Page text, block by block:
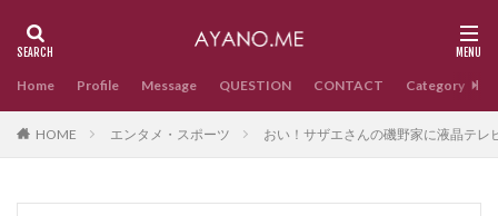
Home Profile Message QUESTION CONTACT Category
HOME エンタメ・スポーツ おい！サザエさんの磯野家に液晶テレ